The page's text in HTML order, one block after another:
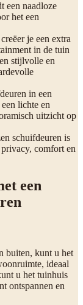
een naadloze
het een
je een extra
in de tuin
stijlvolle en
in een
lichte en
uitzicht op
schuifdeuren is
comfort en
een
buiten, kunt u het
ideaal
u het tuinhuis
ontspannen en